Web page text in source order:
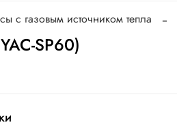
с газовым источником тепла
SP60)